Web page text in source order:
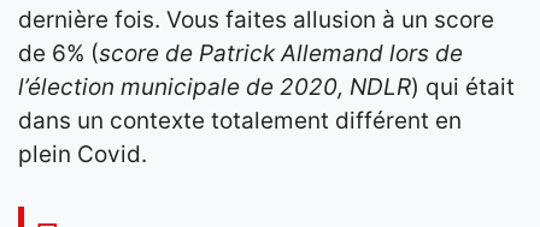
dernière fois. Vous faites allusion à un score
de 6% (score de Patrick Allemand lors de
l’élection municipale de 2020, NDLR) qui était
dans un contexte totalement différent en
plein Covid.